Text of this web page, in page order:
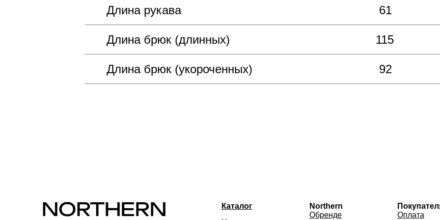
Длина брюк (укороченных) 92
Длина брюк (длинных) 115
Длина рукава 61
Каталог
Northern
Обренде
Оплата